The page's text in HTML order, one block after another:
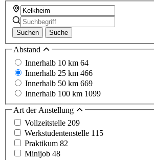
Suchen Suche
Abstand
Innerhalb 10 km 64
Innerhalb 25 km 466
Innerhalb 50 km 669
Innerhalb 100 km 1099
Art der Anstellung
Vollzeitstelle 209
Werkstudentenstelle 115
Praktikum 82
Minijob 48